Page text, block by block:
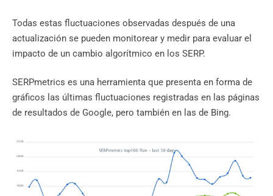
Todas estas fluctuaciones observadas después de una
actualización se pueden monitorear y medir para evaluar el
impacto de un cambio algorítmico en los SERP.
SERPmetrics es una herramienta que presenta en forma de
gráficos las últimas fluctuaciones registradas en las páginas
de resultados de Google, pero también en las de Bing.